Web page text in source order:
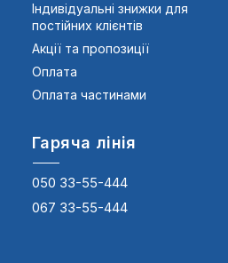
Індивідуальні знижки для
постійних клієнтів
Акції та пропозиції
Оплата
Оплата частинами
Гаряча лінія
050 33-55-444
067 33-55-444